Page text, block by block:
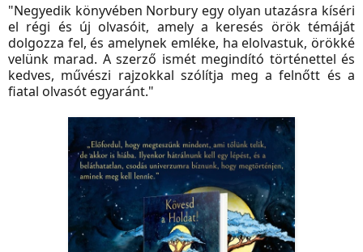
"Negyedik könyvében Norbury egy olyan utazásra kíséri
el régi és új olvasóit, amely a keresés örök témáját
dolgozza fel, és amelynek emléke, ha elolvastuk, örökké
velünk marad. A szerző ismét megindító történettel és
kedves, művészi rajzokkal szólítja meg a felnőtt és a
fiatal olvasót egyaránt."